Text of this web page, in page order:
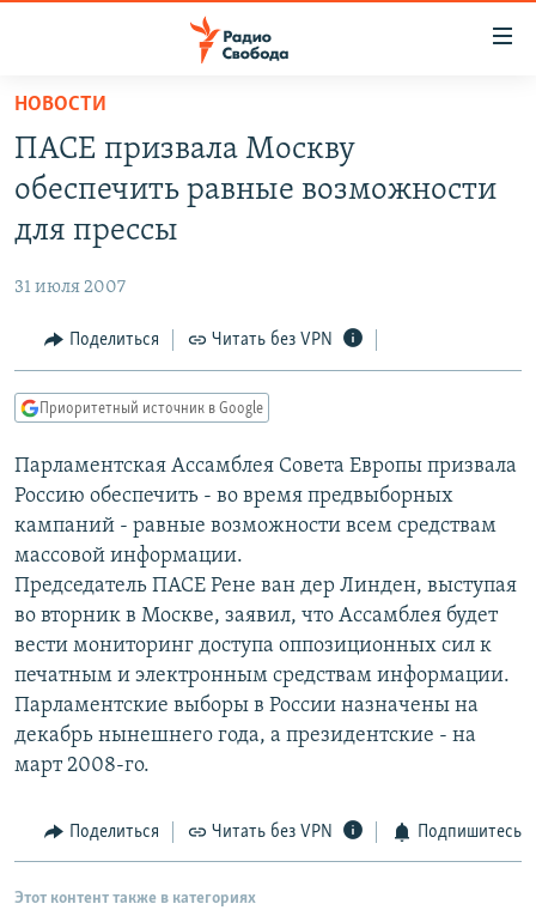
упрощенного
доступа
Вернуться
основному
Вернутся
Вернутся
поиску
ПОДКАСТЫ
АВТОРСКИЕ ПРОЕКТЫ
МНЕНИЯ
КУЛЬТУРА
КАВКАЗ.РЕАЛИИ
СЕВЕР.РЕАЛИИ
СИБИРЬ.РЕАЛИИ
РАСПИСАНИЕ ВЕЩАНИЯ
ПОДПИШИТЕСЬ НА РАССЫЛКУ
Все сайты РСЕ/РС
НОВОСТИ
ПАСЕ призвала Москву
обеспечить равные возможности
для прессы
31 июля 2007
Поделиться Читать без VPN
Приоритетный источник в Google
Парламентская Ассамблея Совета Европы призвала
Россию обеспечить - во время предвыборных
кампаний - равные возможности всем средствам
массовой информации.
Председатель ПАСЕ Рене ван дер Линден, выступая
во вторник в Москве, заявил, что Ассамблея будет
вести мониторинг доступа оппозиционных сил к
печатным и электронным средствам информации.
Парламентские выборы в России назначены на
декабрь нынешнего года, а президентские - на
март 2008-го.
Поделиться Читать без VPN Подпишитесь
Этот контент также в категориях